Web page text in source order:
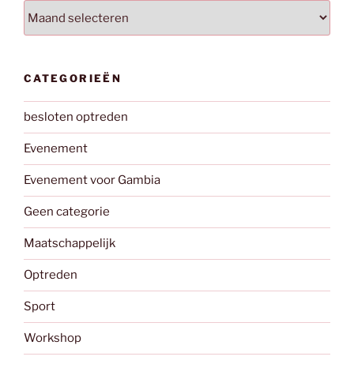
CATEGORIEËN
besloten optreden
Evenement
Evenement voor Gambia
Geen categorie
Maatschappelijk
Optreden
Sport
Workshop